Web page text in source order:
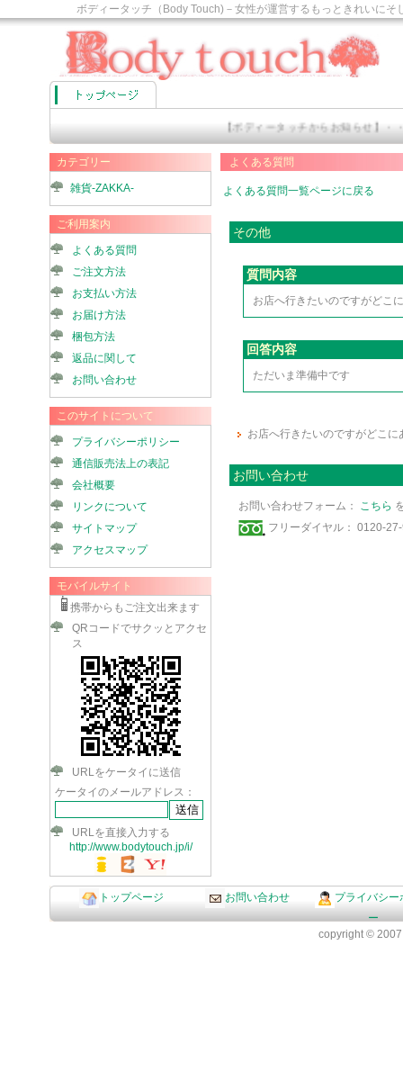
ボディータッチ（Body Touch)－女性が運営するもっときれいに
【ボディータッチからお知らせ】・・・
カテゴリー
雑貨-ZAKKA-
ご利用案内
よくある質問
ご注文方法
お支払い方法
お届け方法
梱包方法
返品に関して
お問い合わせ
このサイトについて
プライバシーポリシー
通信販売法上の表記
会社概要
リンクについて
サイトマップ
アクセスマップ
モバイルサイト
携帯からもご注文出来ます
QRコードでサクッとアクセ
ス
URLをケータイに送信
ケータイのメールアドレス：
URLを直接入力する
http://www.bodytouch.jp/i/
よくある質問
よくある質問一覧ページに戻る
その他
質問内容
お店へ行きたいのですがどこ
回答内容
ただいま準備中です
お店へ行きたいのですがどこに
お問い合わせ
お問い合わせフォーム： こちら
フリーダイヤル： 0120-
トップページ お問い合わせ
プライバシー
ー
copyright ©